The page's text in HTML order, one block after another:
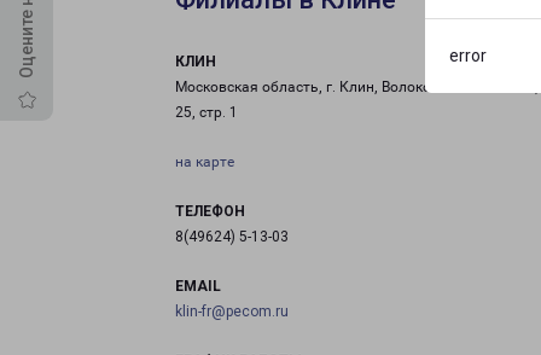
error
КЛИН
Московская область, г. Клин, Волоколамское шоссе,
25, стр. 1
на карте
ТЕЛЕФОН
8(49624) 5-13-03
EMAIL
klin-fr@pecom.ru